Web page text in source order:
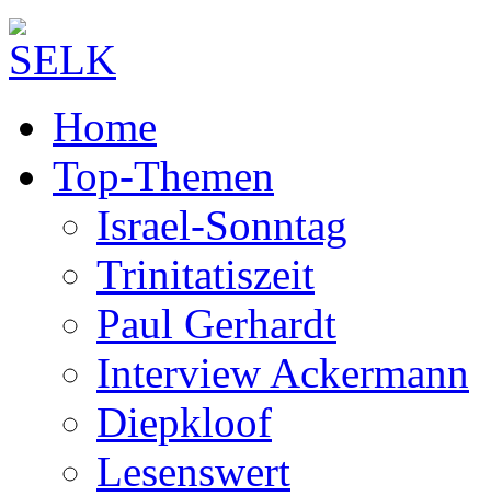
Home
Top-Themen
Israel-Sonntag
Trinitatiszeit
Paul Gerhardt
Interview Ackermann
Diepkloof
Lesenswert